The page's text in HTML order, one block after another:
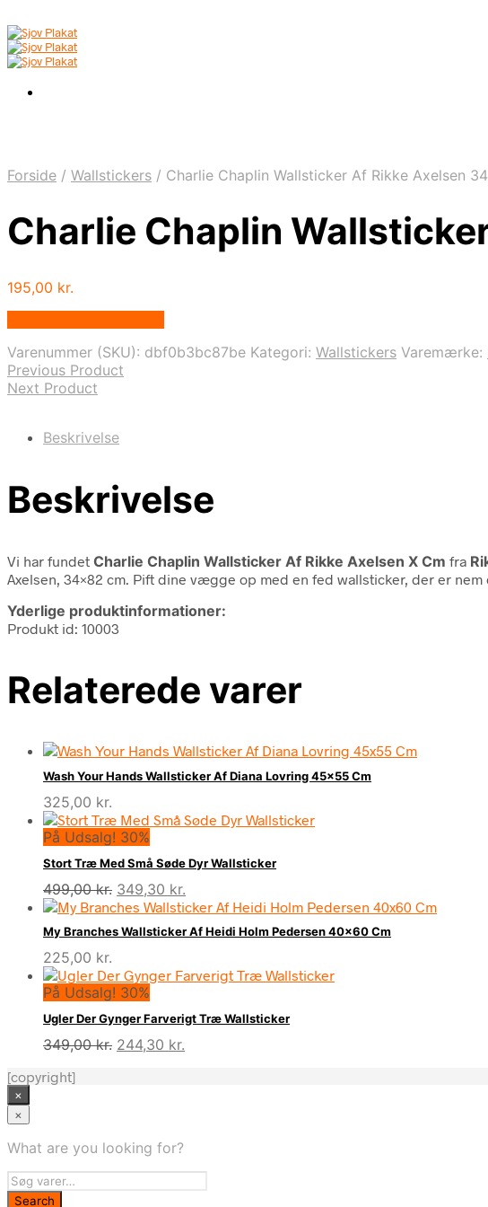
Forside / Wallstickers / Charlie Chaplin Wallsticker Af Rikke Axelsen
Charlie Chaplin
195,00 kr.
Varenummer (SKU): dbf0b3bc87be Kategori: Wallstickers Varemærke:
Previous Product
Next Product
Beskrivelse
Beskrivelse
Vi har fundet Charlie Chaplin Wallsticker Af Rikke Axelsen X Cm fra
Axelsen, 34×82 cm. Pift dine vægge op med en fed wallsticker, der er
Yderlige produktinformationer:
Produkt id: 10003
Relaterede varer
Wash Your Hands Wallsticker Af Diana Lovring 45×55 Cm
325,00 kr.
På Udsalg! 30%
Stort Træ Med Små Søde Dyr Wallsticker
499,00kr. Den
oprindelige
pris
var:
349,30 kr.
aktuelle
pris
er:
My Branches Wallsticker Af Heidi Holm Pedersen 40×60 Cm
225,00 kr.
På Udsalg! 30%
Ugler Der Gynger Farverigt Træ Wallsticker
349,00kr. Den
244,30 kr.
[copyright]
×
×
What are you looking for?